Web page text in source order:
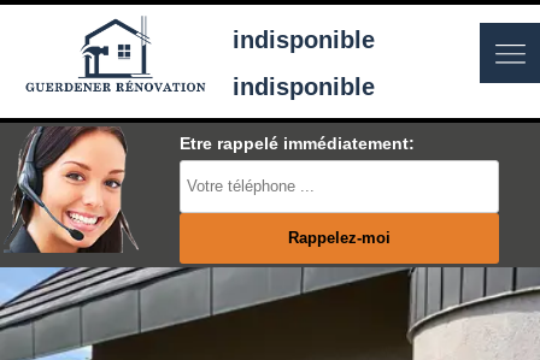
indisponible
indisponible
Etre rappelé immédiatement: